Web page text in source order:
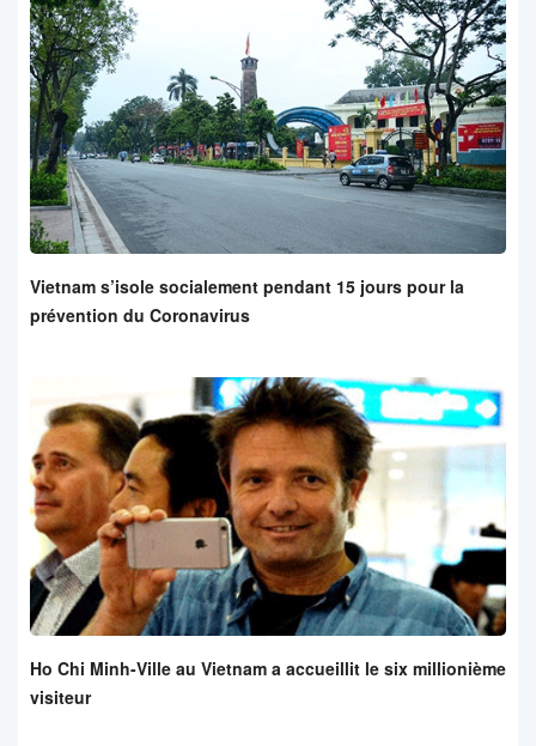
Vietnam s’isole socialement pendant 15 jours pour la
prévention du Coronavirus
Ho Chi Minh-Ville au Vietnam a accueillit le six millionième
visiteur